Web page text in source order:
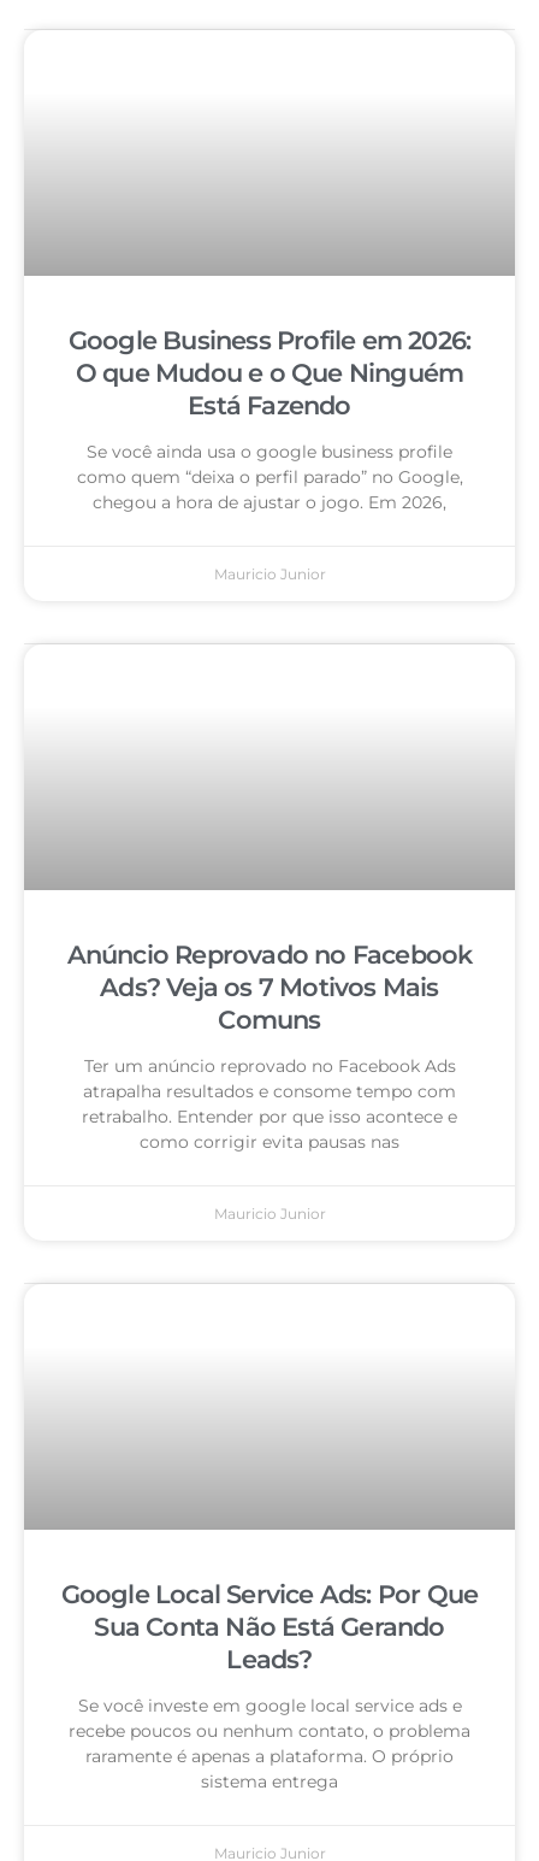
Google Business Profile em 2026:
O que Mudou e o Que Ninguém
Está Fazendo
Se você ainda usa o google business profile
como quem “deixa o perfil parado” no Google,
chegou a hora de ajustar o jogo. Em 2026,
Mauricio Junior
Anúncio Reprovado no Facebook
Ads? Veja os 7 Motivos Mais
Comuns
Ter um anúncio reprovado no Facebook Ads
atrapalha resultados e consome tempo com
retrabalho. Entender por que isso acontece e
como corrigir evita pausas nas
Mauricio Junior
Google Local Service Ads: Por Que
Sua Conta Não Está Gerando
Leads?
Se você investe em google local service ads e
recebe poucos ou nenhum contato, o problema
raramente é apenas a plataforma. O próprio
sistema entrega
Mauricio Junior